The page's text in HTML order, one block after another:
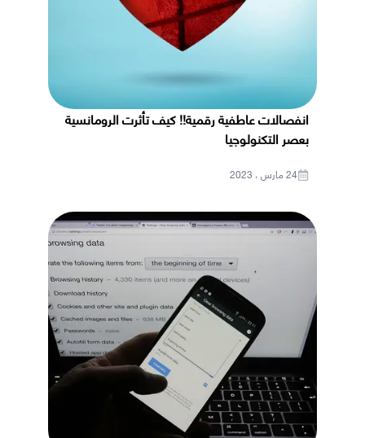
انفصالات عاطفية رقمية!! كيف تأثرت الرومانسية
بعصر التكنولوجيا
24 مارس ، 2023